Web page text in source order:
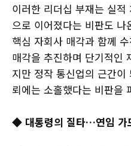
이러한 리더십 부재는 실
으로 이어졌다는 비판도
핵심 자회사 매각과 함께
매각을 추진하며 단기적인
지만 정작 통신업의 근간
뢰에는 소홀했다는 비판을
◆ 대통령의 질타…연임 가